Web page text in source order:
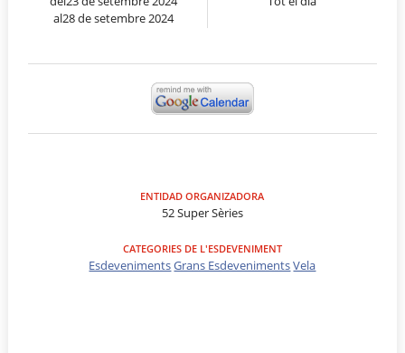
al28 de setembre 2024
ENTIDAD ORGANIZADORA
52 Super Sèries
CATEGORIES DE L'ESDEVENIMENT
EsdevenimentsGrans EsdevenimentsVela